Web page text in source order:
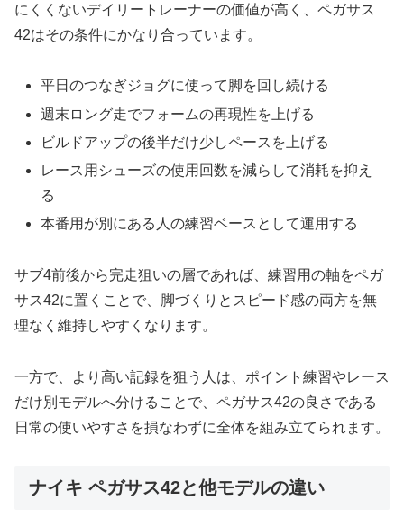
にくくないデイリートレーナーの価値が高く、ペガサス
42はその条件にかなり合っています。
平日のつなぎジョグに使って脚を回し続ける
週末ロング走でフォームの再現性を上げる
ビルドアップの後半だけ少しペースを上げる
レース用シューズの使用回数を減らして消耗を抑え
る
本番用が別にある人の練習ベースとして運用する
サブ4前後から完走狙いの層であれば、練習用の軸をペガ
サス42に置くことで、脚づくりとスピード感の両方を無
理なく維持しやすくなります。
一方で、より高い記録を狙う人は、ポイント練習やレース
だけ別モデルへ分けることで、ペガサス42の良さである
日常の使いやすさを損なわずに全体を組み立てられます。
ナイキ ペガサス42と他モデルの違い